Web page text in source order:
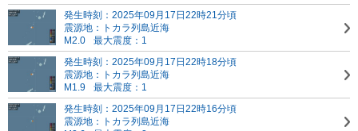
発生時刻：2025年09月17日22時21分頃
震源地：トカラ列島近海
M2.0
最大震度：1
発生時刻：2025年09月17日22時18分頃
震源地：トカラ列島近海
M1.9
最大震度：1
発生時刻：2025年09月17日22時16分頃
震源地：トカラ列島近海